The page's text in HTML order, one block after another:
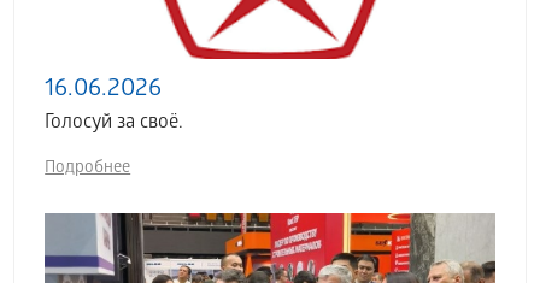
16.06.2026
Голосуй за своё.
Подробнее